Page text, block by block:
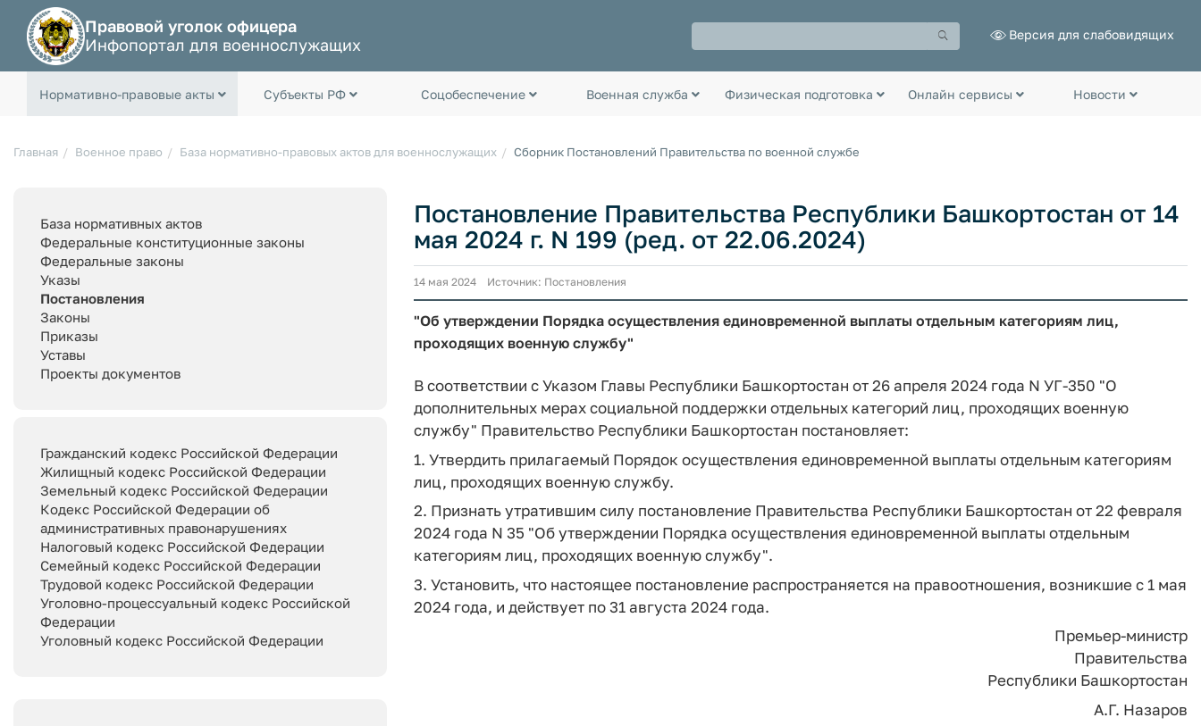
Правовой уголок офицера
Инфопортал для военнослужащих
Версия для слабовидящих
Нормативно-правовые акты Субъекты РФ Соцобеспечение Военная служба Физическая подготовка Онлайн сервисы Новости
Главная Военное право База нормативно-правовых актов для военнослужащих Сборник Постановлений Правительства по военной службе
База нормативных актов
Федеральные конституционные законы
Федеральные законы
Указы
Постановления
Законы
Приказы
Уставы
Проекты документов
Гражданский кодекс Российской Федерации
Жилищный кодекс Российской Федерации
Земельный кодекс Российской Федерации
Кодекс Российской Федерации об
административных правонарушениях
Налоговый кодекс Российской Федерации
Семейный кодекс Российской Федерации
Трудовой кодекс Российской Федерации
Уголовно-процессуальный кодекс Российской
Федерации
Уголовный кодекс Российской Федерации
Постановление Правительства Республики Башкортостан от 14
мая 2024 г. N 199 (ред. от 22.06.2024)
14 мая 2024 Источник: Постановления
"Об утверждении Порядка осуществления единовременной выплаты отдельным категориям лиц,
проходящих военную службу"
В соответствии с Указом Главы Республики Башкортостан от 26 апреля 2024 года N УГ-350 "О
дополнительных мерах социальной поддержки отдельных категорий лиц, проходящих военную
службу" Правительство Республики Башкортостан постановляет:
1. Утвердить прилагаемый Порядок осуществления единовременной выплаты отдельным категориям
лиц, проходящих военную службу.
2. Признать утратившим силу постановление Правительства Республики Башкортостан от 22 февраля
2024 года N 35 "Об утверждении Порядка осуществления единовременной выплаты отдельным
категориям лиц, проходящих военную службу".
3. Установить, что настоящее постановление распространяется на правоотношения, возникшие с 1 мая
2024 года, и действует по 31 августа 2024 года.
Премьер-министр
Правительства
Республики Башкортостан
А.Г. Назаров